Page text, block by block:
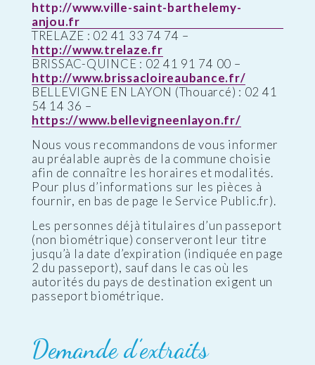
http://www.ville-saint-barthelemy-
anjou.fr
TRELAZE : 02 41 33 74 74 –
http://www.trelaze.fr
BRISSAC-QUINCE : 02 41 91 74 00 –
http://www.brissacloireaubance.fr/
BELLEVIGNE EN LAYON (Thouarcé) : 02 41
54 14 36 –
https://www.bellevigneenlayon.fr/
Nous vous recommandons de vous informer
au préalable auprès de la commune choisie
afin de connaître les horaires et modalités.
Pour plus d’informations sur les pièces à
fournir, en bas de page le Service Public.fr).
Les personnes déjà titulaires d’un passeport
(non biométrique) conserveront leur titre
jusqu’à la date d’expiration (indiquée en page
2 du passeport), sauf dans le cas où les
autorités du pays de destination exigent un
passeport biométrique.
Demande d’extraits